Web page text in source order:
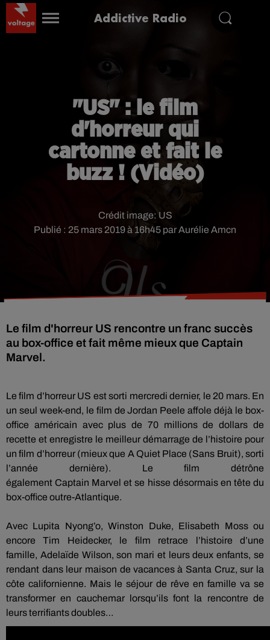
Addictive Radio
"US" : le film
d'horreur qui
cartonne et fait le
buzz ! (Vidéo)
Publié : 25 mars 2019 à 16h45 par Aurélie Amcn
Crédit image:US
Le film d'horreur US rencontre un franc succès
au box-office et fait même mieux que Captain
Marvel.
Le film d’horreur US est sorti mercredi dernier, le 20 mars. En
un seul week-end, le film de Jordan Peele affole déjà le box-
office américain avec plus de 70 millions de dollars de
recette et enregistre le meilleur démarrage de l’histoire pour
un film d’horreur (mieuxque A Quiet Place (Sans Bruit), sorti
l’année dernière).
Le film détrône
également Captain Marvel et se hisse désormais en tête du
box-office outre-Atlantique.
Avec Lupita Nyong’o, Winston Duke, Elisabeth Moss ou
encore Tim
Heidecker, le film retrace l’histoire d’une
famille, Adelaïde Wilson, son mari et leurs deux enfants, se
rendant dans leur maison de vacances à Santa Cruz, sur la
côte californienne. Mais le séjour de rêve en famille va se
transformer en cauchemar lorsqu’ils font la rencontre de
leurs terrifiants doubles…